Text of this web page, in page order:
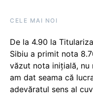
CELE MAI NOI
De la 4.90 la
Sibiu a primit nota
văzut nota inițială,
am dat seama că
adevăratul sens al